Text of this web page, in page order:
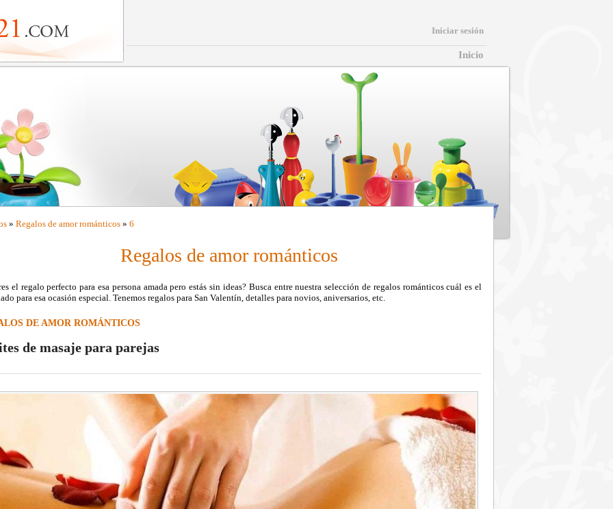
Iniciar sesión
Inicio
» Regalos de amor románticos » 6
Regalos de amor románticos
el regalo perfecto para esa persona amada pero estás sin ideas? Busca entre nuestra selección de regalos románticos cuál es el
para esa ocasión especial. Tenemos regalos para San Valentín, detalles para novios, aniversarios, etc.
DE AMOR ROMÁNTICOS
de masaje para parejas